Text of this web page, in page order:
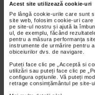
Acest site utilizează cookie-uri
Pe lângă cookie-urile care sunt
site web, folosim cookie-uri
pe site-ul nostru și ajută la
ul, de exemplu, făcând
pentru a măsura performanța
instrumente de urmărire pentru
obiceiurilor dvs. de navigare.
Puteți face clic pe „Acceptă si
utilizări sau puteți face clic pe
configura opțiunile. Vă puteți
retrage consimțământul pe site-
gestionare a acestei
complicatii.
Mit: „Persoanele
dezvolta diabet de
supraponderale
imbolnavi dediabet de